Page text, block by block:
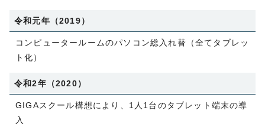
令和元年（2019）
コンピュータールームのパソコン総入れ替（全てタブレッ
ト化）
令和2年（2020）
GIGAスクール構想により、1人1台のタブレット端末の導
入